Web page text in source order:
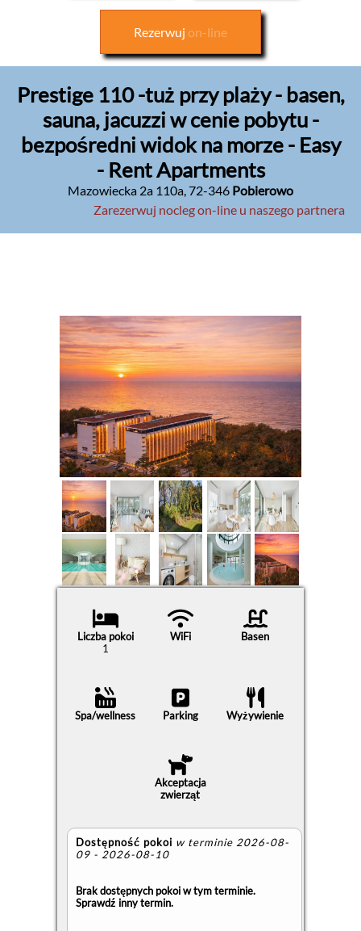
Rezerwuj on-line
Prestige 110 -tuż przy plaży - basen,
sauna, jacuzzi w cenie pobytu -
bezpośredni widok na morze - Easy
- Rent Apartments
Mazowiecka 2a 110a,72-346 Pobierowo
Zarezerwuj nocleg on-line u naszego partnera
Liczba pokoi
1
WiFi Basen
Spa/wellness Parking Wyżywienie
Akceptacja
zwierząt
Dostępność pokoi w terminie 2026-08-
09 - 2026-08-10
Brak dostępnych pokoi w tym terminie.
Sprawdź inny termin.